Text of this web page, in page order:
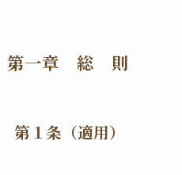
第一章 総 則
第１条（適用）